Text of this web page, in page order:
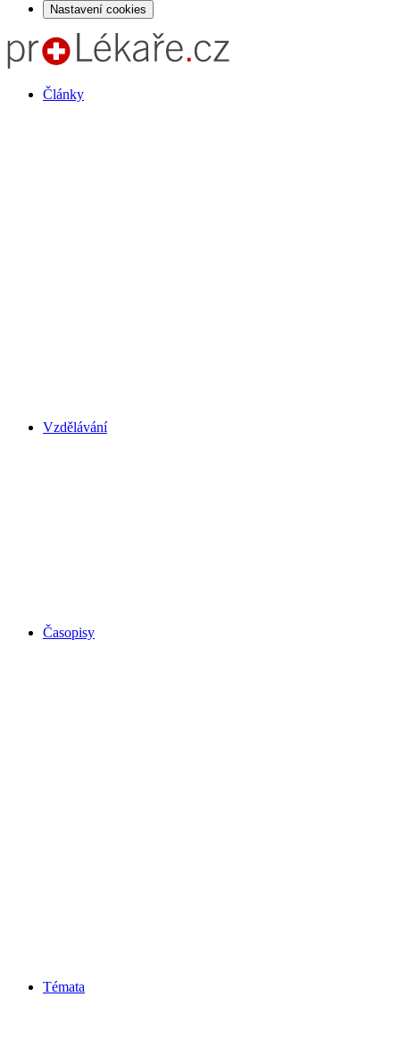
Nastavení cookies
Články
Vzdělávání
Časopisy
Témata